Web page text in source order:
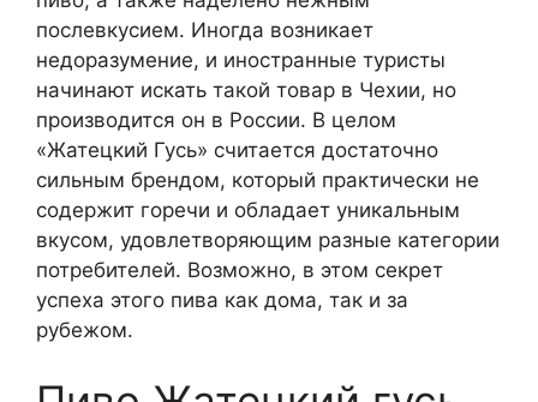
послевкусием. Иногда возникает
недоразумение, и иностранные туристы
начинают искать такой товар в Чехии, но
производится он в России. В целом
«Жатецкий Гусь» считается достаточно
сильным брендом, который практически не
содержит горечи и обладает уникальным
вкусом, удовлетворяющим разные категории
потребителей. Возможно, в этом секрет
успеха этого пива как дома, так и за
рубежом.